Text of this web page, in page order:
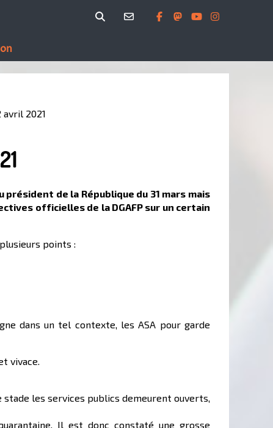
2021
de la République du 31 mars mais
officielles de la DGAFP sur un certain
points :
dans un tel contexte, les ASA pour garde
vivace.
stade les services publics demeurent ouverts,
Il est donc constaté une grosse